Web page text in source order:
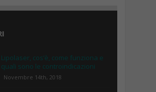
Lipolaser, cos’è, come funziona e
quali sono le controindicazioni
Novembre 14th, 2018